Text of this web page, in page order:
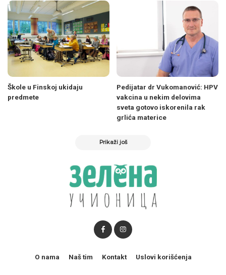
Škole u Finskoj ukidaju
predmete
Pedijatar dr Vukomanović: HPV
vakcina u nekim delovima
sveta gotovo iskorenila rak
grlića materice
Prikaži još
O nama Naš tim Kontakt Uslovi korišćenja